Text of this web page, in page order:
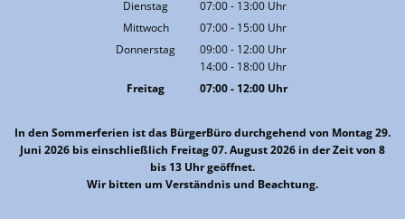
Dienstag 07:00- 13:00 Uhr
Von 07:00 bis 13:00 Uhr
Mittwoch 07:00- 15:00 Uhr
Von 07:00 bis 15:00 Uhr
Donnerstag 09:00- 12:00 Uhr
Von 09:00 bis 12:00 Uhr
14:00- 18:00 Uhr
Von 14:00 bis 18:00 Uhr
Freitag 07:00- 12:00Uhr
In den Sommerferien ist das BürgerBüro durchgehend von Montag 29.
Juni 2026 bis einschließlich Freitag 07. August 2026 in der Zeit von 8
bis 13 Uhr geöffnet.
Wir bitten um Verständnis und Beachtung.